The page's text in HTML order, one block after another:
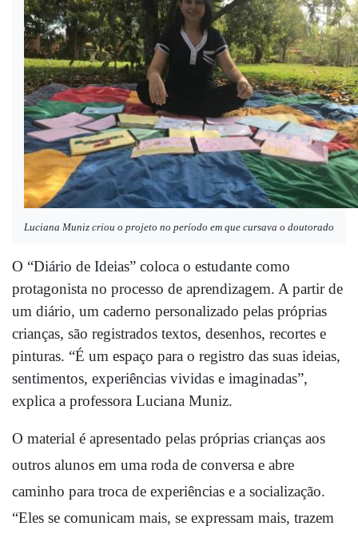
Luciana Muniz criou o projeto no período em que cursava o doutorado
O “Diário de Ideias” coloca o estudante como
protagonista no processo de aprendizagem. A partir de
um diário, um caderno personalizado pelas próprias
crianças, são registrados textos, desenhos, recortes e
pinturas. “É um espaço para o registro das suas ideias,
sentimentos, experiências vividas e imaginadas”,
explica a professora Luciana Muniz.
O material é apresentado pelas próprias crianças aos
outros alunos em uma roda de conversa e abre
caminho para troca de experiências e a socialização.
“Eles se comunicam mais, se expressam mais, trazem